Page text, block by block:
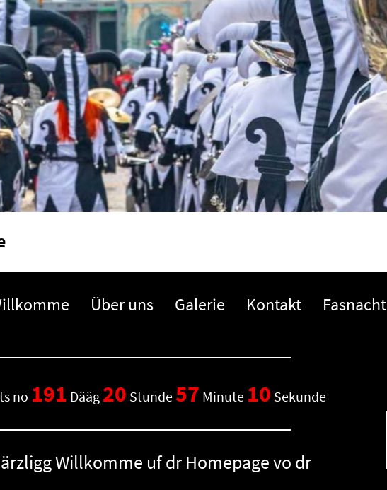
Über uns Galerie Kontakt Fasnacht
no191Dääg20Stunde57Minute9Sekunde
Willkomme uf dr Homepage vo dr